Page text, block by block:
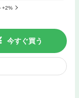
+2%
今すぐ買う